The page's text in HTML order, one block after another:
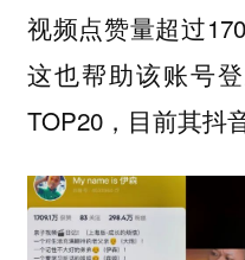
视频点赞量超过
这也帮助该账号
TOP20，目前其抖